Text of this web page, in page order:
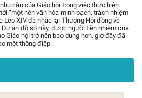
cầu của Giáo hội trong việc thực hiện
“một nền văn hóa minh bạch, trách nhiệm
Leo XIV đã nhắc lại Thượng Hội đồng về
án đồ sộ này, được người tiền nhiệm của
Giáo hội trở nên bao dung hơn, giờ đây đã
một thông điệp.